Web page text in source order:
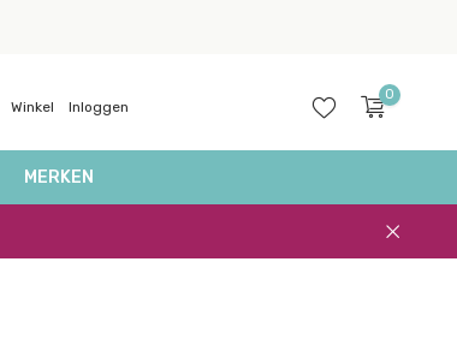
Winkel Inloggen
0
MERKEN